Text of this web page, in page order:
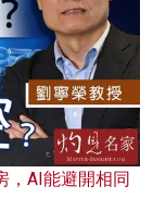
，AI能避開相同